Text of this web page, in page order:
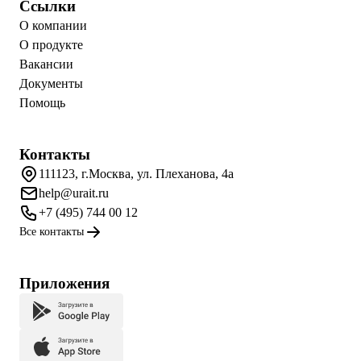
Ссылки
О компании
О продукте
Вакансии
Документы
Помощь
Контакты
111123, г.Москва, ул. Плеханова, 4а
help@urait.ru
+7 (495) 744 00 12
Все контакты
Приложения